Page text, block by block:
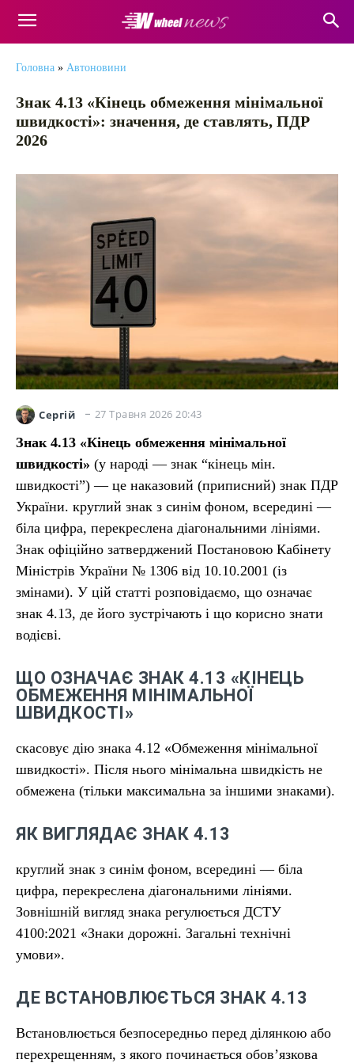
Головна » Автоновини
Знак 4.13 «Кінець обмеження мінімальної
швидкості»: значення, де ставлять, ПДР
2026
Сергій 27 Травня 2026 20:43
Знак 4.13 «Кінець обмеження мінімальної
швидкості» (у народі — знак “кінець мін.
швидкості”) — це наказовий (приписний) знак ПДР
України. круглий знак з синім фоном, всередині —
біла цифра, перекреслена діагональними лініями.
Знак офіційно затверджений Постановою Кабінету
Міністрів України № 1306 від 10.10.2001 (із
змінами). У цій статті розповідаємо, що означає
знак 4.13, де його зустрічають і що корисно знати
водієві.
ЩО ОЗНАЧАЄ ЗНАК 4.13 «КІНЕЦЬ
ОБМЕЖЕННЯ МІНІМАЛЬНОЇ
ШВИДКОСТІ»
скасовує дію знака 4.12 «Обмеження мінімальної
швидкості». Після нього мінімальна швидкість не
обмежена (тільки максимальна за іншими знаками).
ЯК ВИГЛЯДАЄ ЗНАК 4.13
круглий знак з синім фоном, всередині — біла
цифра, перекреслена діагональними лініями.
Зовнішній вигляд знака регулюється ДСТУ
4100:2021 «Знаки дорожні. Загальні технічні
умови».
ДЕ ВСТАНОВЛЮЄТЬСЯ ЗНАК 4.13
Встановлюється безпосередньо перед ділянкою або
перехрещенням, з якого починається обов’язкова